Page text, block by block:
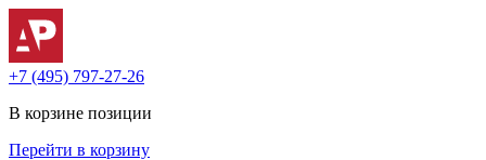
+7 (495) 797-27-26
В корзине позиции
Перейти в корзину